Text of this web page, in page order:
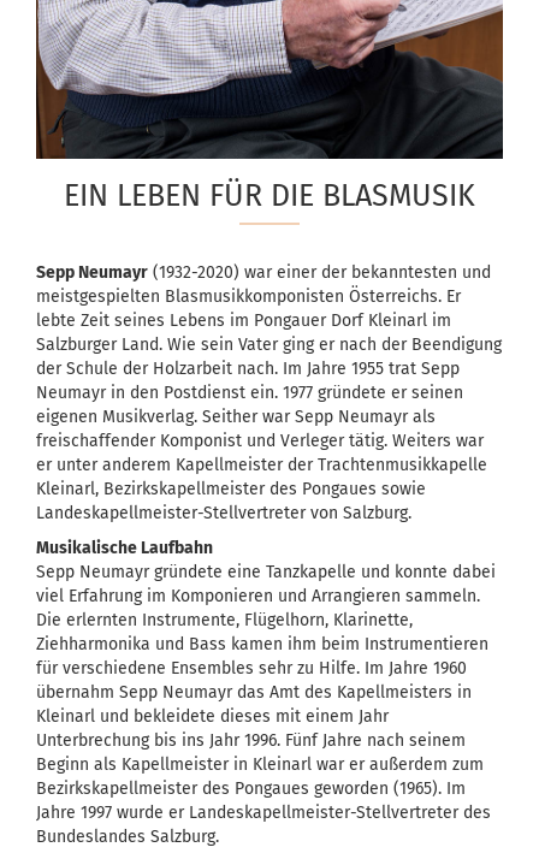
EIN LEBEN FÜR DIE BLASMUSIK
Sepp Neumayr (1932-2020) war einer der bekanntesten und
meistgespielten Blasmusikkomponisten Österreichs. Er
lebte Zeit seines Lebens im Pongauer Dorf Kleinarl im
Salzburger Land. Wie sein Vater ging er nach der Beendigung
der Schule der Holzarbeit nach. Im Jahre 1955 trat Sepp
Neumayr in den Postdienst ein. 1977 gründete er seinen
eigenen Musikverlag. Seither war Sepp Neumayr als
freischaffender Komponist und Verleger tätig. Weiters war
er unter anderem Kapellmeister der Trachtenmusikkapelle
Kleinarl, Bezirkskapellmeister des Pongaues sowie
Landeskapellmeister-Stellvertreter von Salzburg.
Musikalische Laufbahn
Sepp Neumayr gründete eine Tanzkapelle und konnte dabei
viel Erfahrung im Komponieren und Arrangieren sammeln.
Die erlernten Instrumente, Flügelhorn, Klarinette,
Ziehharmonika und Bass kamen ihm beim Instrumentieren
für verschiedene Ensembles sehr zu Hilfe. Im Jahre 1960
übernahm Sepp Neumayr das Amt des Kapellmeisters in
Kleinarl und bekleidete dieses mit einem Jahr
Unterbrechung bis ins Jahr 1996. Fünf Jahre nach seinem
Beginn als Kapellmeister in Kleinarl war er außerdem zum
Bezirkskapellmeister des Pongaues geworden (1965). Im
Jahre 1997 wurde er Landeskapellmeister-Stellvertreter des
Bundeslandes Salzburg.